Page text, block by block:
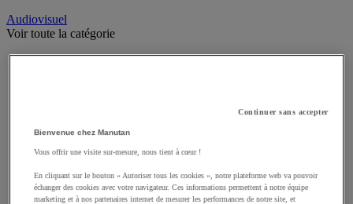
Audiovisuel
Voir toute la catégorie
Appareil photo, caméscope et jumelles
Matériel de projection et vidéoprojection
Studio Web radio et vidéo
Système d'affichage dynamique et interactif
Télévision, lecteur DVD et Blu-ray
Continuer sans accepter
Bienvenue chez Manutan
Vous offrir une visite sur-mesure, nous tient à cœur !
En cliquant sur le bouton « Autoriser tous les cookies », notre plateforme web va pouvoir
échanger des cookies avec votre navigateur. Ces informations permettent à notre équipe
marketing et à nos partenaires internet de mesurer les performances de notre site, et